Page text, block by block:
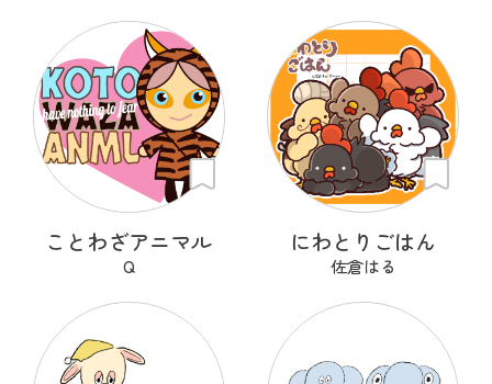
ことわざアニマル
Q
にわとりごはん
佐倉はる